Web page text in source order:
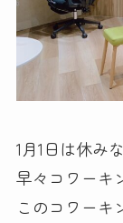
1月1日は休み
早々コワーキ
このコワーキ